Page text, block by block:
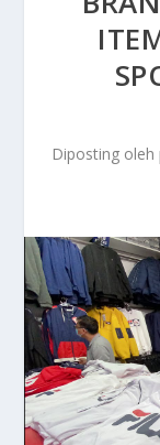
Diposting oleh